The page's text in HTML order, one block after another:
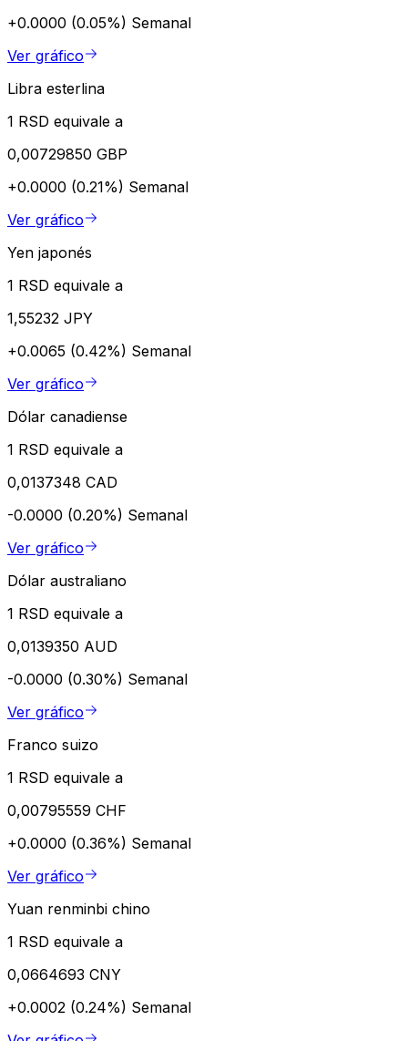
+0.0000 (0.05%) Semanal
Ver gráfico
Libra esterlina
1 RSD equivale a
0,00729850 GBP
+0.0000 (0.21%) Semanal
Ver gráfico
Yen japonés
1 RSD equivale a
1,55232 JPY
+0.0065 (0.42%) Semanal
Ver gráfico
Dólar canadiense
1 RSD equivale a
0,0137348 CAD
-0.0000 (0.20%) Semanal
Ver gráfico
Dólar australiano
1 RSD equivale a
0,0139350 AUD
-0.0000 (0.30%) Semanal
Ver gráfico
Franco suizo
1 RSD equivale a
0,00795559 CHF
+0.0000 (0.36%) Semanal
Ver gráfico
Yuan renminbi chino
1 RSD equivale a
0,0664693 CNY
+0.0002 (0.24%) Semanal